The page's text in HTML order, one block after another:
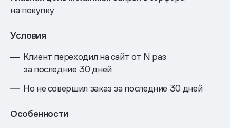
на покупку
Условия
Клиент переходил на сайт от N раз
за последние 30 дней
Но не совершил заказ за последние 30 дней
Особенности